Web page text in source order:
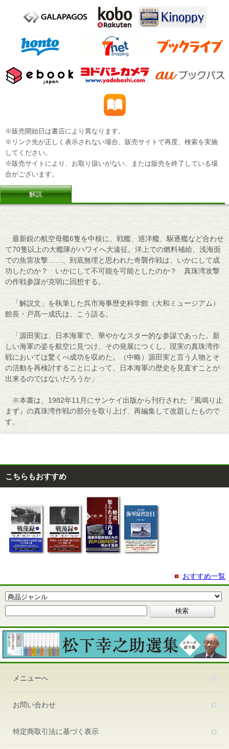
※販売開始日は書店により異なります。
※リンク先が正しく表示されない場合、販売サイトで再度、検索を実施
してください。
※販売サイトにより、お取り扱いがない、または販売を終了している場
合がございます。
解説
最新鋭の航空母艦6隻を中核に、戦艦、巡洋艦、駆逐艦など合わせ
て70隻以上の大艦隊がハワイへ大遠征。洋上での燃料補給、浅海面
での魚雷攻撃……、到底無理と思われた奇襲作戦は、いかにして成
功したのか？ いかにして不可能を可能としたのか？ 真珠湾攻撃
の作戦参謀が克明に回想する。
「解説文」を執筆した呉市海事歴史科学館（大和ミュージアム）
館長・戸髙一成氏は、こう語る。
「源田実は、日本海軍で、華やかなスター的な参謀であった。新
しい海軍の姿を航空に見つけ、その発展につくし、現実の真珠湾作
戦においては驚くべ成功を収めた。（中略）源田実と言う人物とそ
の活動を再検討することによって、日本海軍の歴史を見直すことが
出来るのではないだろうか」
※本書は、1982年11月にサンケイ出版から刊行された『風鳴り止
まず』の真珠湾作戦の部分を取り上げ、再編集して改題したもので
す。
こちらもおすすめ
おすすめ一覧
メニューへ
お問い合わせ
特定商取引法に基づく表示